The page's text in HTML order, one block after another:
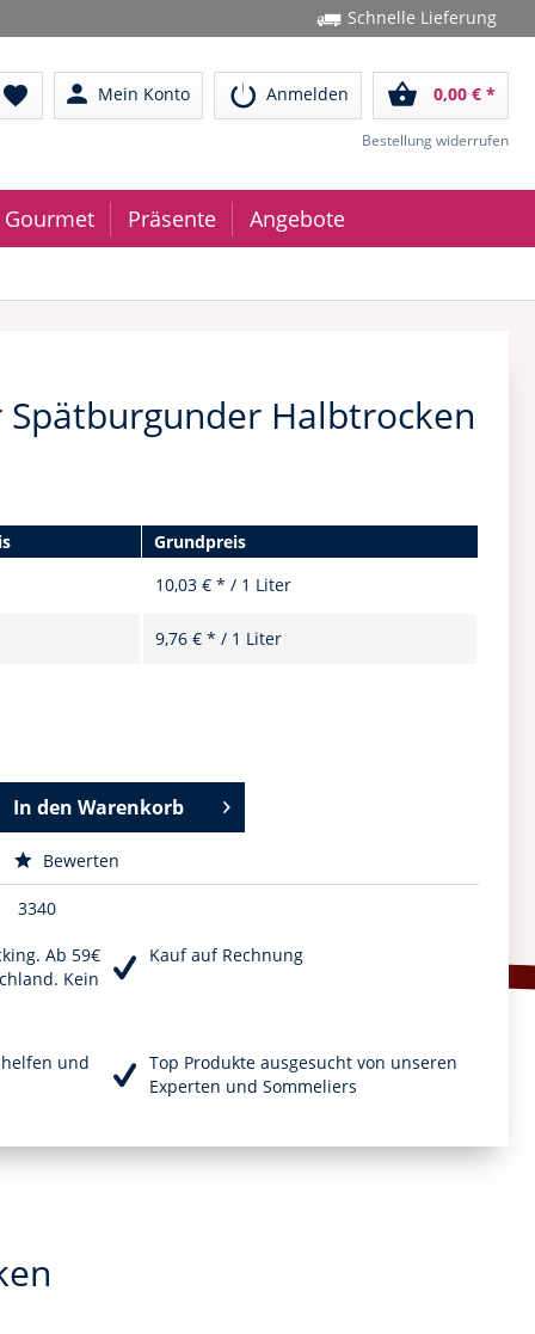
Schnelle Lieferung
favorite person Mein Konto Anmelden shopping_basket 0,00 € *
Bestellung widerrufen
Gourmet Präsente Angebote
Halbtrocken
Grundpreis
10,03 € * / 1 Liter
9,76 € * / 1 Liter
In den Warenkorb
Bewerten
3340
Ab 59€
Kein
Kauf auf Rechnung
und
Top Produkte ausgesucht von unseren
Experten und Sommeliers